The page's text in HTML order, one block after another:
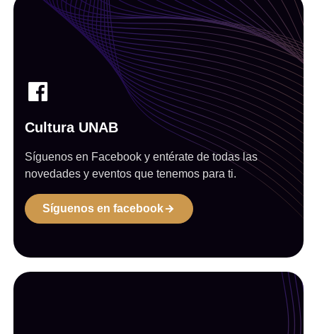
Cultura UNAB
Síguenos en Facebook y entérate de todas las
novedades y eventos que tenemos para ti.
Síguenos en facebook